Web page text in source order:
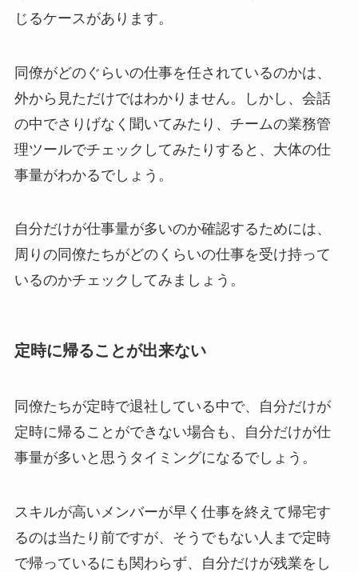
じるケースがあります。
同僚がどのぐらいの仕事を任されているのかは、
外から見ただけではわかりません。しかし、会話
の中でさりげなく聞いてみたり、チームの業務管
理ツールでチェックしてみたりすると、大体の仕
事量がわかるでしょう。
自分だけが仕事量が多いのか確認するためには、
周りの同僚たちがどのくらいの仕事を受け持って
いるのかチェックしてみましょう。
定時に帰ることが出来ない
同僚たちが定時で退社している中で、自分だけが
定時に帰ることができない場合も、自分だけが仕
事量が多いと思うタイミングになるでしょう。
スキルが高いメンバーが早く仕事を終えて帰宅す
るのは当たり前ですが、そうでもない人まで定時
で帰っているにも関わらず、自分だけが残業をし